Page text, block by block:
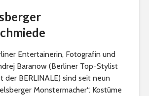
Entertainerin, Fotografin und
Baranow (Berliner Top-Stylist
der BERLINALE) sind seit neun
Monstermacher“. Kostüme